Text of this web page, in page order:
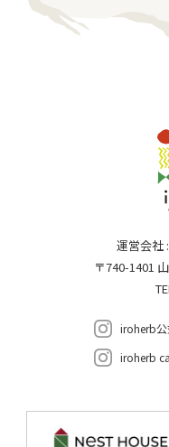
運営会社
〒740-1401
iroherb公
iroherb